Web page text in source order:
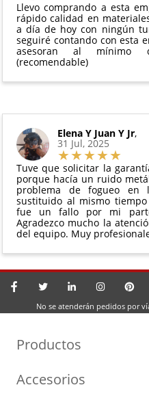
Llevo comprando a esta
rápido calidad en
a día de hoy con ningún
seguiré contando con esta
asesoran al mínimo
(recomendable)
Elena Y Juan Y Jr,
31 Jul, 2025
Tuve que solicitar la
porque hacía un ruido
problema de fogueo en
sustituido al mismo
fue un fallo por mi
Agradezco mucho la
del equipo. Muy
No se atenderán pedidos por
Productos
Turbos por Marca
Accesorios